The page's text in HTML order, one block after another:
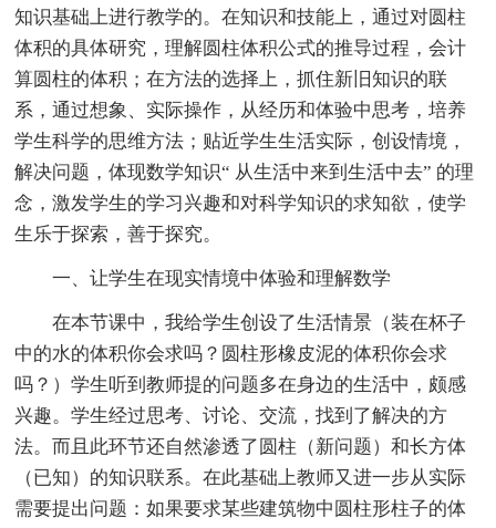
知识基础上进行教学的。在知识和技能上，通过对圆柱
体积的具体研究，理解圆柱体积公式的推导过程，会计
算圆柱的体积；在方法的选择上，抓住新旧知识的联
系，通过想象、实际操作，从经历和体验中思考，培养
学生科学的思维方法；贴近学生生活实际，创设情境，
解决问题，体现数学知识“ 从生活中来到生活中去” 的理
念，激发学生的学习兴趣和对科学知识的求知欲，使学
生乐于探索，善于探究。
一、让学生在现实情境中体验和理解数学
在本节课中，我给学生创设了生活情景（装在杯子
中的水的体积你会求吗？圆柱形橡皮泥的体积你会求
吗？）学生听到教师提的问题多在身边的生活中，颇感
兴趣。学生经过思考、讨论、交流，找到了解决的方
法。而且此环节还自然渗透了圆柱（新问题）和长方体
（已知）的知识联系。在此基础上教师又进一步从实际
需要提出问题：如果要求某些建筑物中圆柱形柱子的体